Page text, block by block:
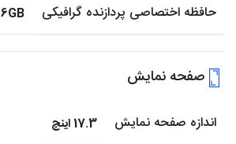
حافظه اختصاصی پردازنده گرافیکی 6GB
صفحه نمایش
اندازه صفحه نمایش 17.3 اینچ